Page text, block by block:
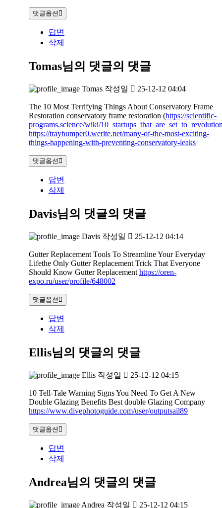
댓글옵션
답변
삭제
Tomas님의 댓글의 댓글
Tomas 작성일 25-12-12 04:04
The 10 Most Terrifying Things About Conservatory Frame
Restoration conservatory frame restoration (https://scientific-
programs.science/wiki/
https://traybumper0.werite.net/many-of-the-most-exciting-
things-happening-with-preventing-conservatory-leaks
댓글옵션
답변
삭제
Davis님의 댓글의 댓글
Davis 작성일 25-12-12 04:14
Gutter Replacement Tools To Streamline Your Everyday
Lifethe Only Gutter Replacement Trick That Everyone
Should Know Gutter Replacement https://oren-
expo.ru/user/profile/648002
댓글옵션
답변
삭제
Ellis님의 댓글의 댓글
Ellis 작성일 25-12-12 04:15
10 Tell-Tale Warning Signs You Need To Get A New
Double Glazing Benefits Best double Glazing Company
https://www.divephotoguide.com/user/outputsail89
댓글옵션
답변
삭제
Andrea님의 댓글의 댓글
Andrea 작성일 25-12-12 04:15